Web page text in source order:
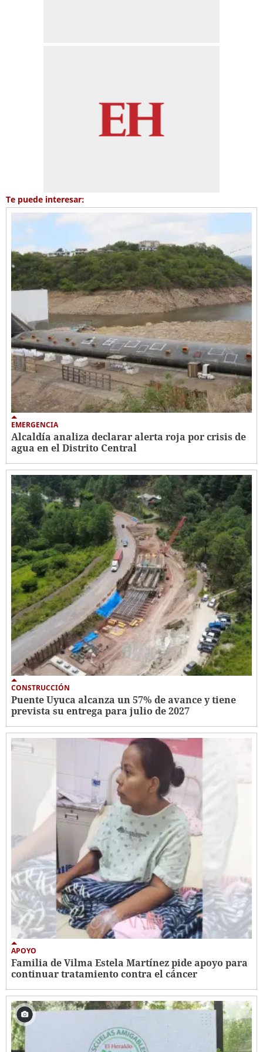
Te puede interesar:
EMERGENCIA
Alcaldía analiza declarar alerta roja por crisis de
agua en el Distrito Central
CONSTRUCCIÓN
Puente Uyuca alcanza un 57% de avance y tiene
prevista su entrega para julio de 2027
APOYO
Familia de Vilma Estela Martínez pide apoyo para
continuar tratamiento contra el cáncer